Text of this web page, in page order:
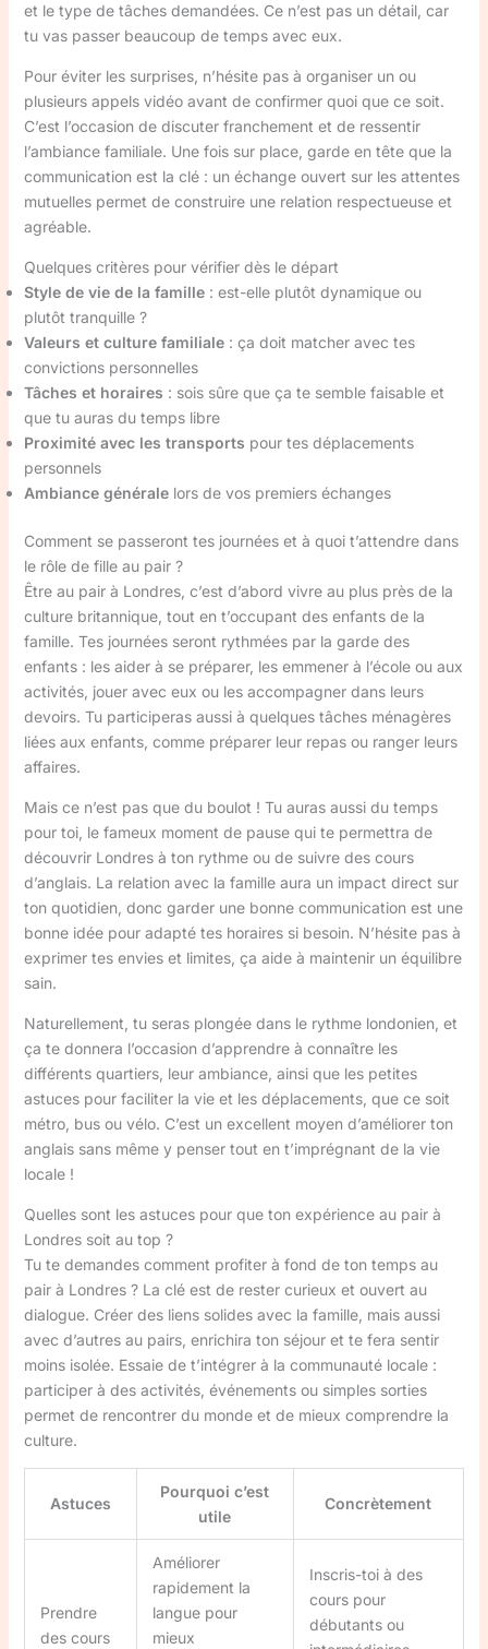
et le type de tâches demandées. Ce n’est pas un détail, car
tu vas passer beaucoup de temps avec eux.
Pour éviter les surprises, n’hésite pas à organiser un ou
plusieurs appels vidéo avant de confirmer quoi que ce soit.
C’est l’occasion de discuter franchement et de ressentir
l’ambiance familiale. Une fois sur place, garde en tête que la
communication est la clé : un échange ouvert sur les attentes
mutuelles permet de construire une relation respectueuse et
agréable.
Quelques critères pour vérifier dès le départ
Style de vie de la famille: est-elle plutôt dynamique ou
plutôt tranquille ?
Valeurs et culture familiale: ça doit matcher avec tes
convictions personnelles
Tâches et horaires : sois sûre que ça te semble faisable et
que tu auras du temps libre
Proximité avec les transports pour tes déplacements
personnels
Ambiance généralelors de vos premiers échanges
Comment se passeront tes journées et à quoi t’attendre dans
le rôle de fille au pair ?
Être au pair à Londres, c’est d’abord vivre au plus près de la
culture britannique, tout en t’occupant des enfants de la
famille. Tes journées seront rythmées par la garde des
enfants : les aider à se préparer, les emmener à l’école ou aux
activités, jouer avec eux ou les accompagner dans leurs
devoirs. Tu participeras aussi à quelques tâches ménagères
liées aux enfants, comme préparer leur repas ou ranger leurs
affaires.
Mais ce n’est pas que du boulot ! Tu auras aussi du temps
pour toi, le fameux moment de pause qui te permettra de
découvrir Londres à ton rythme ou de suivre des cours
d’anglais. La relation avec la famille aura un impact direct sur
ton quotidien, donc garder une bonne communication est une
bonne idée pour adapté tes horaires si besoin. N’hésite pas à
exprimer tes envies et limites, ça aide à maintenir un équilibre
sain.
Naturellement, tu seras plongée dans le rythme londonien, et
ça te donnera l’occasion d’apprendre à connaître les
différents quartiers, leur ambiance, ainsi que les petites
astuces pour faciliter la vie et les déplacements, que ce soit
métro, bus ou vélo. C’est un excellent moyen d’améliorer ton
anglais sans même y penser tout en t’imprégnant de la vie
locale !
Quelles sont les astuces pour que ton expérience au pair à
Londres soit au top ?
Tu te demandes comment profiter à fond de ton temps au
pair à Londres ? La clé est de rester curieux et ouvert au
dialogue. Créer des liens solides avec la famille, mais aussi
avec d’autres au pairs, enrichira ton séjour et te fera sentir
moins isolée. Essaie de t’intégrer à la communauté locale :
participer à des activités, événements ou simples sorties
permet de rencontrer du monde et de mieux comprendre la
culture.
Astuces
Pourquoi c’est
utile
Concrètement
Prendre
des cours
Améliorer
rapidement la
langue pour
mieux
Inscris-toi à des
cours pour
débutants ou